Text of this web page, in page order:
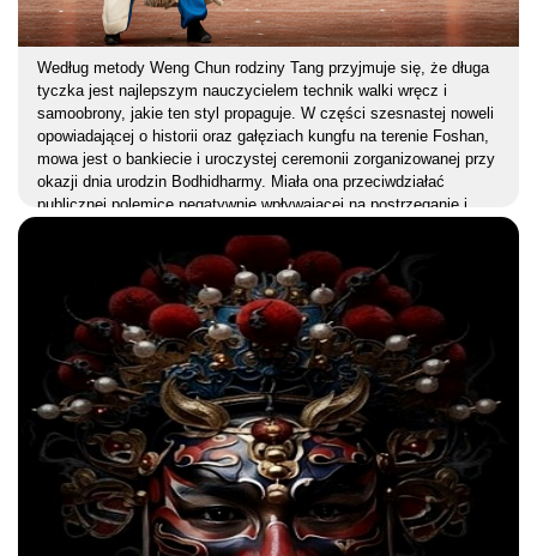
Według metody Weng Chun rodziny Tang przyjmuje się, że długa
tyczka jest najlepszym nauczycielem technik walki wręcz i
samoobrony, jakie ten styl propaguje. W części szesnastej noweli
opowiadającej o historii oraz gałęziach kungfu na terenie Foshan,
mowa jest o bankiecie i uroczystej ceremonii zorganizowanej przy
okazji dnia urodzin Bodhidharmy. Miała ona przeciwdziałać
publicznej polemice negatywnie wpływającej na postrzeganie i